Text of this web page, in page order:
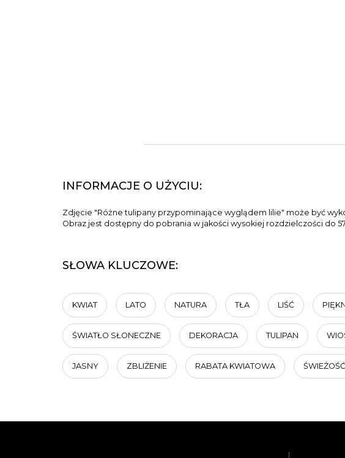
INFORMACJE O UŻYCIU:
Zdjęcie "Różne tulipany przypominające wyglądem lilie" może być
Obraz jest dostępny do pobrania w jakości wysokiej rozdzielczości do
SŁOWA KLUCZOWE:
KWIAT LATO NATURA TŁA LIŚĆ
ŚWIATŁO SŁONECZNE DEKORACJA TULIPAN
JASNY ZBLIŻENIE RABATA KWIATOWA ŚWIEŻOŚĆ